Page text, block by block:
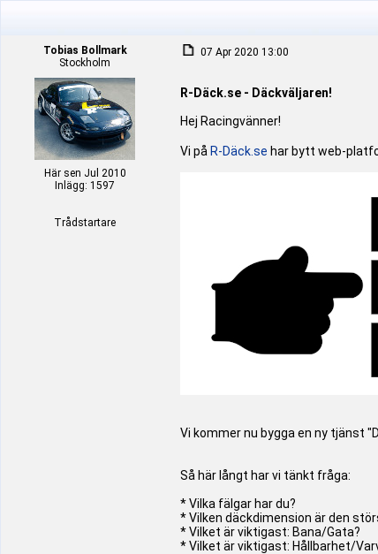
Tobias Bollmark
Stockholm
Här sen Jul 2010
Inlägg: 1597
Trådstartare
07 Apr 2020 13:00
R-Däck.se - Däckväljaren!
Hej Racingvänner!
Vi på R-Däck.se har bytt web-
Vi kommer nu bygga en ny tjänst
Så här långt har vi tänkt fråga:
* Vilka fälgar har du?
* Vilken däckdimension är den
* Vilket är viktigast: Bana/Gata?
* Vilket är viktigast: Hållbarhet/